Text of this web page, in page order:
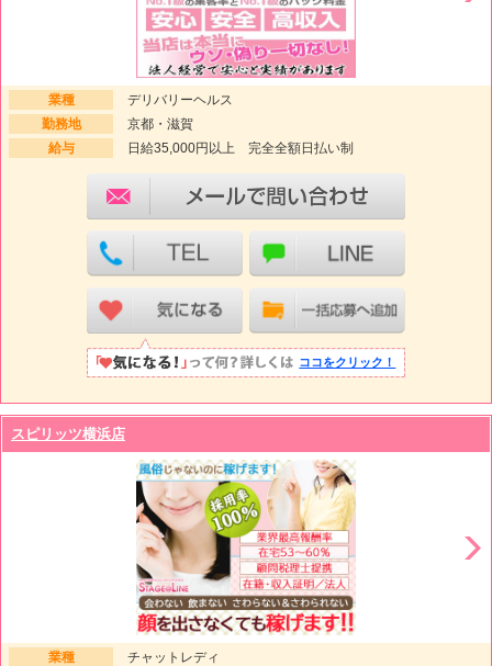
業種
デリバリーヘルス
勤務地
京都・滋賀
給与
日給35,000円以上 完全全額日払い制
ココをクリック！
スピリッツ横浜店
業種
チャットレディ